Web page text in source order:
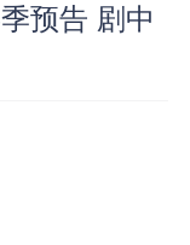
预告 剧中